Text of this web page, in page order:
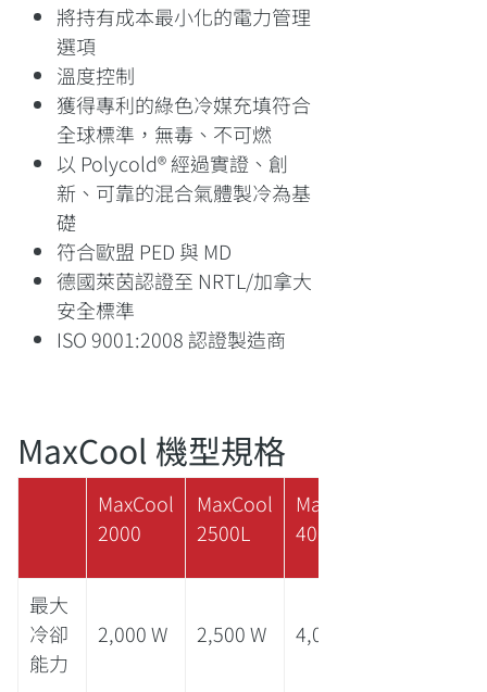
將持有成本最小化的電力管理
選項
溫度控制
獲得專利的綠色冷媒充填符合
全球標準，無毒、不可燃
以 Polycold® 經過實證、創
新、可靠的混合氣體製冷為基
礎
符合歐盟 PED 與 MD
德國萊茵認證至 NRTL/加拿大
安全標準
ISO 9001:2008 認證製造商
MaxCool 機型規格
MaxCool
2000
MaxCool
2500L
MaxCool
4000H
最大
冷卻
能力
2,000 W 2,500 W 4,000 W